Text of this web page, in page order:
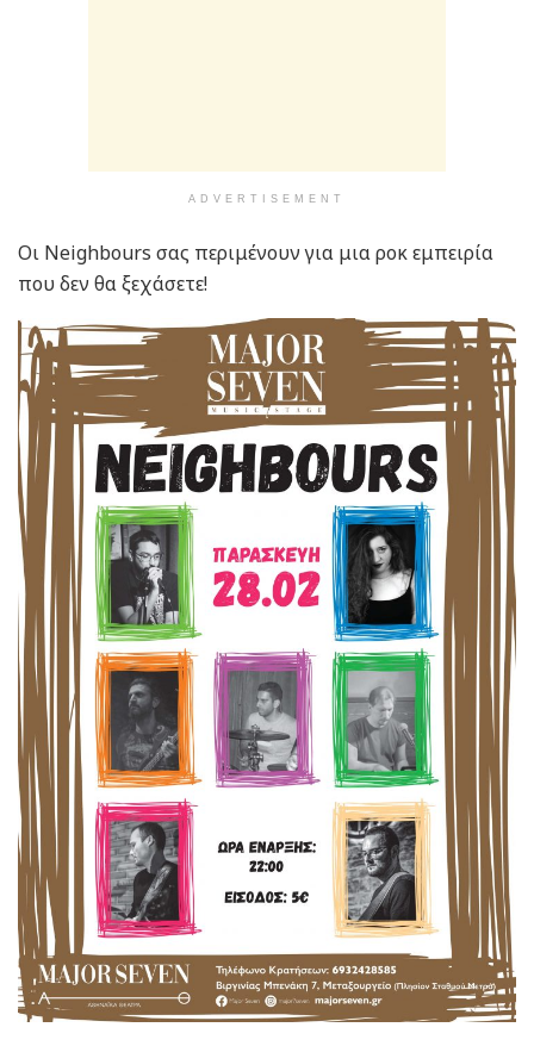
ADVERTISEMENT
Οι Neighbours σας περιμένουν για μια ροκ εμπειρία
που δεν θα ξεχάσετε!